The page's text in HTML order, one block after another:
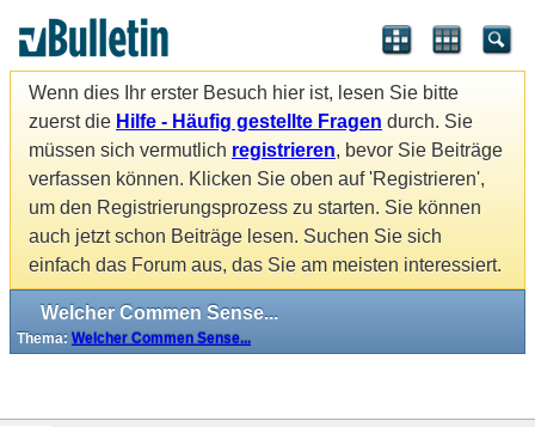
Wenn dies Ihr erster Besuch hier ist, lesen Sie bitte
zuerst die Hilfe - Häufig gestellte Fragen durch. Sie
müssen sich vermutlich registrieren, bevor Sie Beiträge
verfassen können. Klicken Sie oben auf 'Registrieren',
um den Registrierungsprozess zu starten. Sie können
auch jetzt schon Beiträge lesen. Suchen Sie sich
einfach das Forum aus, das Sie am meisten interessiert.
Welcher Commen Sense...
Thema: Welcher Commen Sense...